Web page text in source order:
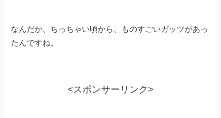
なんだか、ちっちゃい頃から、ものすごいガッツがあっ
たんですね。
<スポンサーリンク>